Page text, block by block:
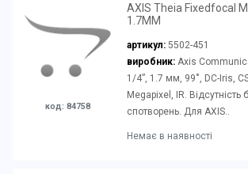
код: 84758
AXIS Theia Fixedfocal
1.7MM
артикул: 5502-451
виробник:Axis
1/4”, 1.7 мм, 99˚, DC-Iris,
Megapixel, IR. Відсутність
спотворень. Для AXIS..
Немає в наявності